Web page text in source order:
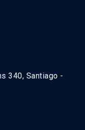
340, Santiago -